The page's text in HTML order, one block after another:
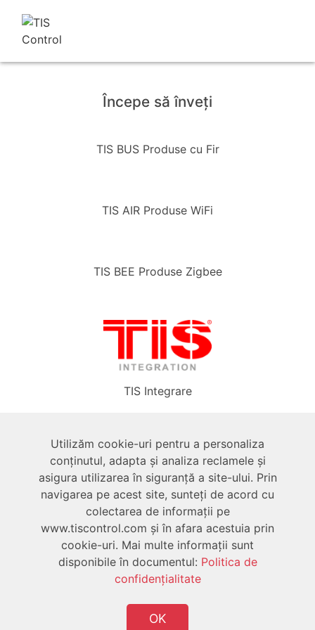
Începe să înveţi
TIS BUS Produse cu Fir
TIS AIR Produse WiFi
TIS BEE Produse Zigbee
TIS Integrare
Despre
Tehnic
Utilizator
Drepturi de autor © 2026 Toate drepturile
Utilizăm cookie-uri pentru a personaliza
conținutul, adapta și analiza reclamele și
asigura utilizarea în siguranță a site-ului. Prin
navigarea pe acest site, sunteți de acord cu
colectarea de informații pe
www.tiscontrol.com și în afara acestuia prin
cookie-uri. Mai multe informații sunt
disponibile în documentul: Politica de
confidenţialitate
OK